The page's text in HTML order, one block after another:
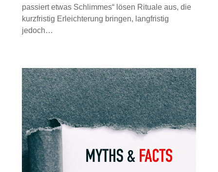
passiert etwas Schlimmes“ lösen Rituale aus, die
kurzfristig Erleichterung bringen, langfristig
jedoch…